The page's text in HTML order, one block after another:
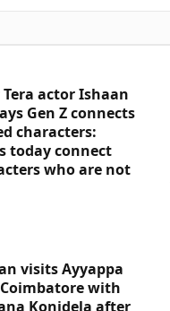
actor Ishaan
Gen Z connects
characters:
today connect
who are not
visits Ayyappa
with
Konidela after